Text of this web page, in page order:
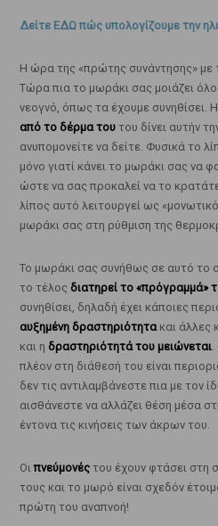
Δείτε ΕΔΩ πώς υπολογίζουμε την
Η ώρα της «πρώτης συνάντησης» με
Τώρα πια το μωράκι σας μοιάζει
νεογνό, όπως τα έχουμε συνηθίσει. Η
από το δέρμα τουτου δίνει αυτήν
ανυπομονείτε να δείτε. Φυσικά το
μόνο γιατί κάνει το μωράκι σας να
ώστε να σας προκαλεί να το
λίπος αυτό λειτουργεί ως
μωράκι σας στη ρύθμιση της
Το μωράκι σας συνήθως σε αυτό το
το τέλος διατηρεί το «πρόγραμμά»
συνηθίσει, δηλαδή έχει κάποιες
αυξημένη δραστηριότητακαι άλλες
και η δραστηριότητά του μειώνεται.
πλέον στη διάθεσή του είναι
δεν τις αντιλαμβάνεστε πια με τον
αισθάνεστε να αλλάζει θέση μέσα
έντονα τις κινήσεις των άκρων του.
Οιπνεύμονέςτου έχουν φτάσει στη
τους και το μωρό είναι σχεδόν
πρώτη του αναπνοή!